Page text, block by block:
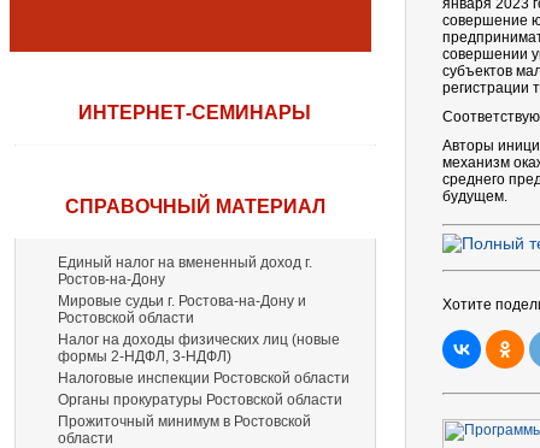
ИНТЕРНЕТ-СЕМИНАРЫ
СПРАВОЧНЫЙ МАТЕРИАЛ
Единый налог на вмененный доход г.
Ростов-на-Дону
Мировые судьи г. Ростова-на-Дону и
Ростовской области
Налог на доходы физических лиц (новые
формы 2-НДФЛ, 3-НДФЛ)
Налоговые инспекции Ростовской области
Органы прокуратуры Ростовской области
Прожиточный минимум в Ростовской
области
января 2023
совершение
совершении
субъектов
регистрации
Авторы
механизм
среднего
будущем.
Хотите